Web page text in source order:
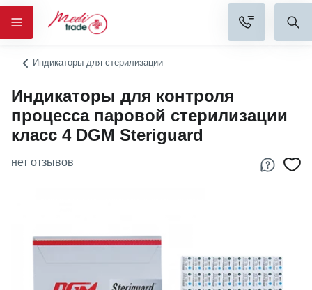
Индикаторы для стерилизации
Индикаторы для контроля
процесса паровой стерилизации
класс 4 DGM Steriguard
нет отзывов